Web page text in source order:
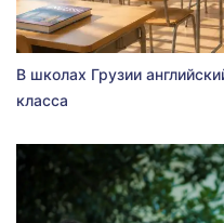
В школах Грузии
класса